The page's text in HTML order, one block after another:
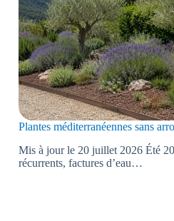
Plantes méditerranéennes sans
Mis à jour le 20 juillet 2026 Été
récurrents, factures d’eau…